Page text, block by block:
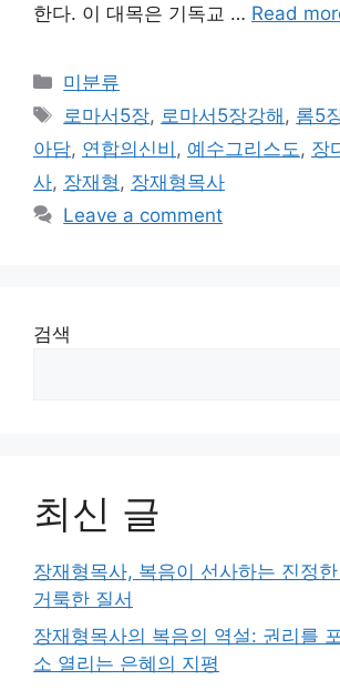
한다. 이 대목은 기독교 … Read
Categories
미분류
Tags
로마서5장, 로마서5장강해 , 롬5
아담, 연합의신비 , 예수그리스도 , 장
사, 장재형 , 장재형목사
Leave a comment
검색
최신 글
장재형목사, 복음이 선사하는 진정
거룩한 질서
장재형목사의 복음의 역설: 권리를
소 열리는 은혜의 지평